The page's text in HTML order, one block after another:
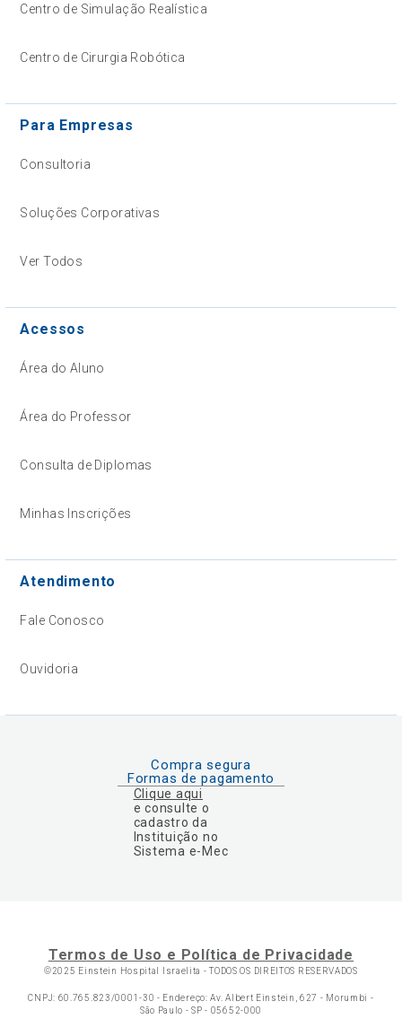
Centro de Simulação Realística
Centro de Cirurgia Robótica
Para Empresas
Consultoria
Soluções Corporativas
Ver Todos
Acessos
Área do Aluno
Área do Professor
Consulta de Diplomas
Minhas Inscrições
Atendimento
Fale Conosco
Ouvidoria
Compra segura
Formas de pagamento
Clique aqui
e consulte o
cadastro da
Instituição no
Sistema e-Mec
Termos de Uso e Política de Privacidade
©2025 Einstein Hospital Israelita -TODOS OS DIREITOS RESERVADOS
CNPJ: 60.765.823/0001-30 - Endereço: Av. Albert Einstein, 627 - Morumbi -
São Paulo - SP - 05652-000